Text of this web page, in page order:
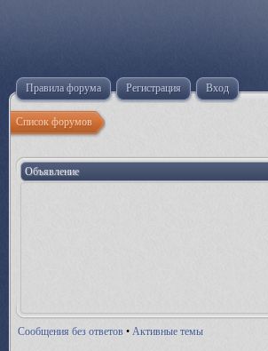
Правила форума Регистрация Вход
Список форумов
Объявление
Сообщения без ответов • Активные темы